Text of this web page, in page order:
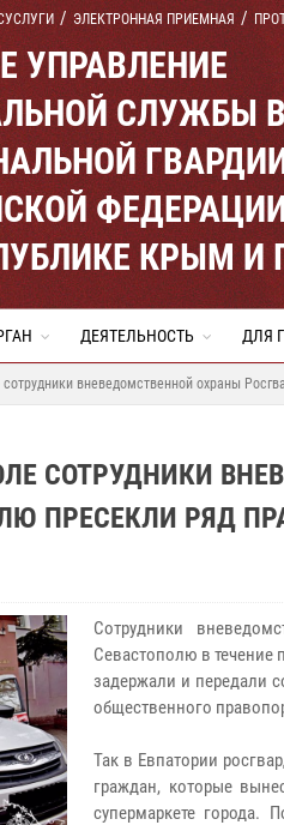
ЭЛЕКТРОННАЯ ПРИЕМНАЯ
УПРАВЛЕНИЕ
СЛУЖБЫ
КРЫМ И
ДЕЯТЕЛЬНОСТЬ ДЛЯ
вневедомственной охраны
СОТРУДНИКИ
ПРЕСЕКЛИ РЯД
Сотрудники
Севастополю в
задержали и передали
общественного
Так в Евпатории
граждан, которые
супермаркете города.